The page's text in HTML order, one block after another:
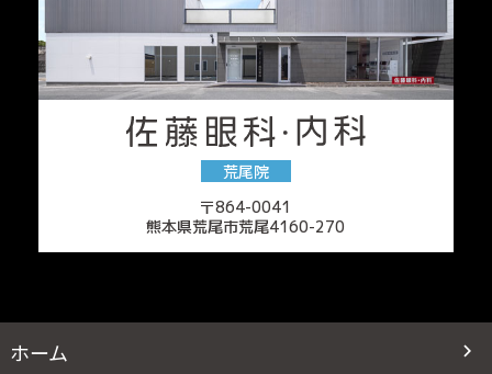
荒尾院
〒864-0041
熊本県荒尾市荒尾4160-270
ホーム